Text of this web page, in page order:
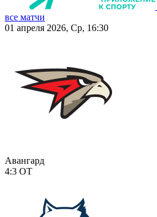
все матчи
01 апреля 2026, Ср, 16:30
Авангард
4:3 ОТ